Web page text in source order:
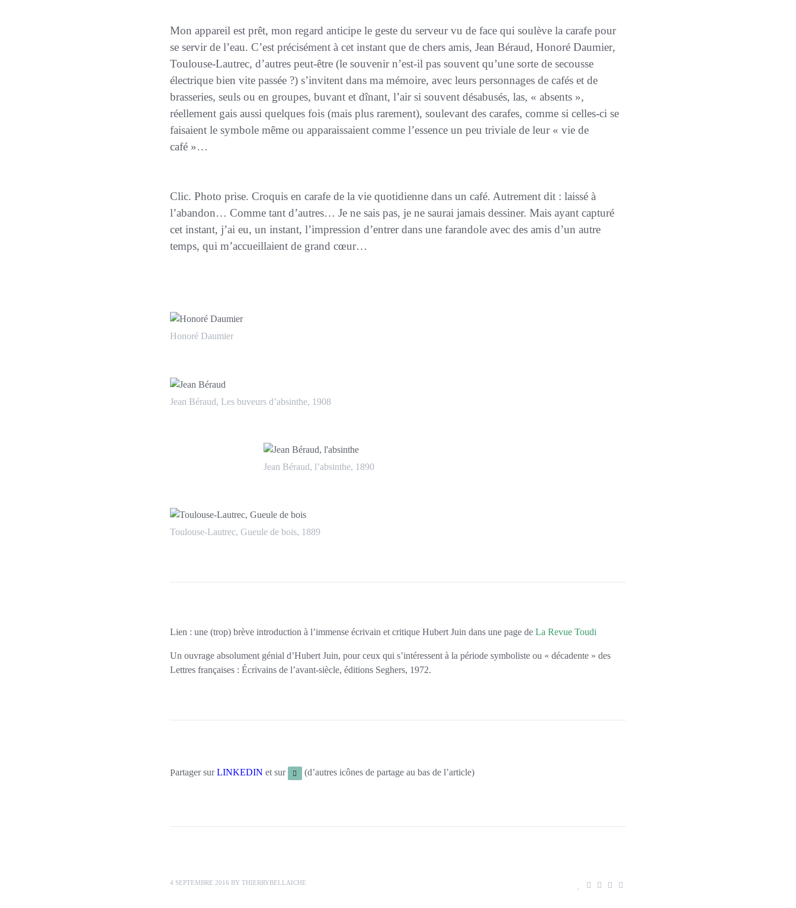
Mon appareil est prêt, mon regard anticipe le geste du serveur vu de face qui soulève la carafe pour
se servir de l’eau. C’est précisément à cet instant que de chers amis, Jean Béraud, Honoré Daumier,
Toulouse-Lautrec, d’autres peut-être (le souvenir n’est-il pas souvent qu’une sorte de secousse
électrique bien vite passée ?) s’invitent dans ma mémoire, avec leurs personnages de cafés et de
brasseries, seuls ou en groupes, buvant et dînant, l’air si souvent désabusés, las, « absents »,
réellement gais aussi quelques fois (mais plus rarement), soulevant des carafes, comme si celles-ci se
faisaient le symbole même ou apparaissaient comme l’essence un peu triviale de leur « vie de
café »…
Clic. Photo prise. Croquis en carafe de la vie quotidienne dans un café. Autrement dit : laissé à
l’abandon… Comme tant d’autres… Je ne sais pas, je ne saurai jamais dessiner. Mais ayant capturé
cet instant, j’ai eu, un instant, l’impression d’entrer dans une farandole avec des amis d’un autre
temps, qui m’accueillaient de grand cœur…
Honoré Daumier
Jean Béraud, Les buveurs d’absinthe, 1908
Jean Béraud, l’absinthe, 1890
Toulouse-Lautrec, Gueule de bois, 1889
Lien : une (trop) brève introduction à l’immense écrivain et critique Hubert Juin dans une page de La Revue Toudi
Un ouvrage absolument génial d’Hubert Juin, pour ceux qui s’intéressent à la période symboliste ou « décadente » des
Lettres françaises : Écrivains de l’avant-siècle, éditions Seghers, 1972.
Partager surLINKEDIN et sur (d’autres icônes de partage au bas de l’article)
4 SEPTEMBRE 2016 BY THIERRYBELLAICHE